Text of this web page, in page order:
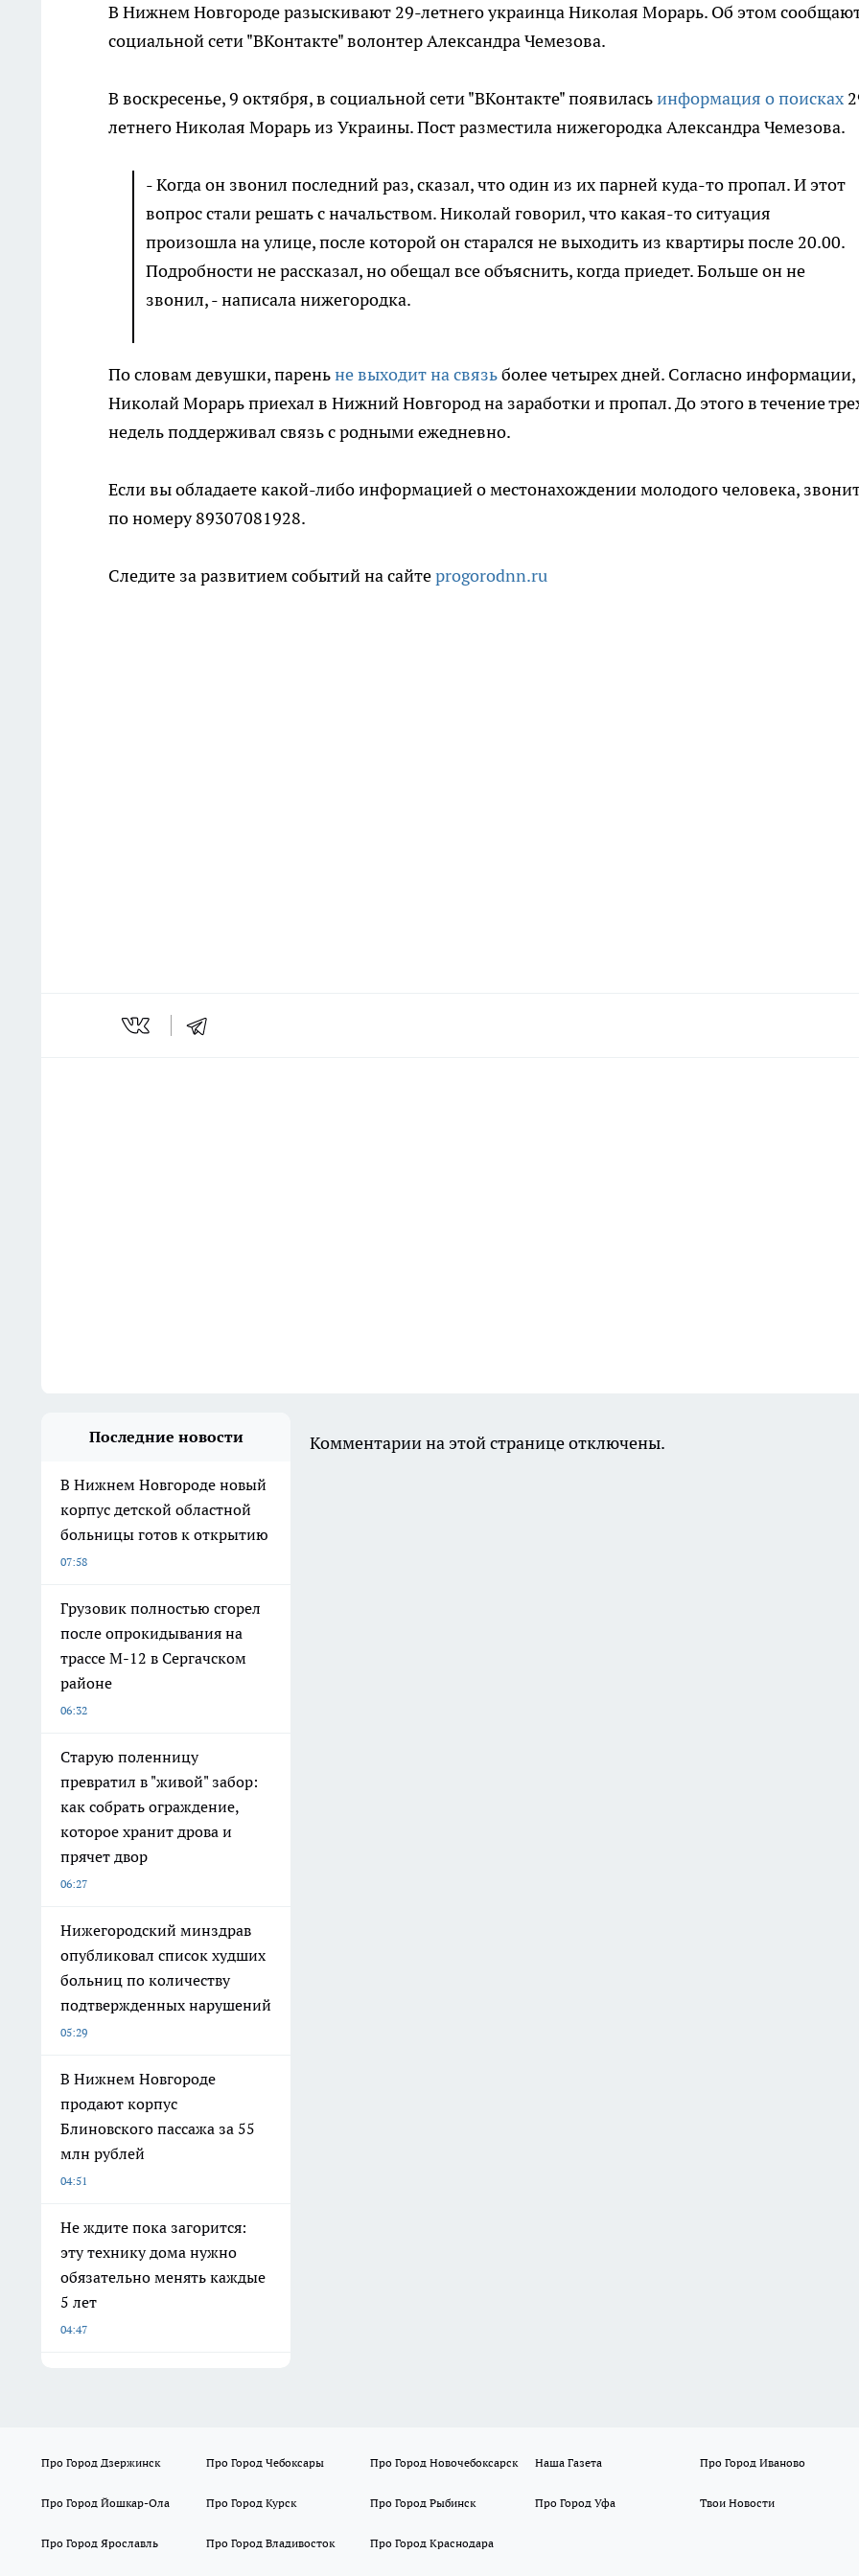
В Нижнем Новгороде разыскивают 29-летнего украинца Николая Морарь. Об этом
социальной сети "ВКонтакте" волонтер Александра Чемезова.
В воскресенье, 9 октября, в социальной сети "ВКонтакте" появиласьинформация о поисках
летнего Николая Морарь из Украины. Пост разместила нижегородка Александра Чемезова.
- Когда он звонил последний раз, сказал, что один из их парней куда-то пропал. И этот
вопрос стали решать с начальством. Николай говорил, что какая-то ситуация
произошла на улице, после которой он старался не выходить из квартиры после 20.00.
Подробности не рассказал, но обещал все объяснить, когда приедет. Больше он не
звонил, - написала нижегородка.
По словам девушки, пареньне выходит на связьболее четырех дней. Согласно информации,
Николай Морарь приехал в Нижний Новгород на заработки и пропал. До этого в течение
недель поддерживал связь с родными ежедневно.
Если вы обладаете какой-либо информацией о местонахождении молодого человека,
по номеру 89307081928.
Следите за развитием событий на сайтеprogorodnn.ru
Последние новости
В Нижнем Новгороде новый
корпус детской областной
больницы готов к открытию
07:58
Грузовик полностью сгорел
после опрокидывания на
трассе М-12 в Сергачском
районе
06:32
Старую поленницу
превратил в "живой" забор:
как собрать ограждение,
которое хранит дрова и
прячет двор
06:27
Нижегородский минздрав
опубликовал список худших
больниц по количеству
подтвержденных нарушений
05:29
В Нижнем Новгороде
продают корпус
Блиновского пассажа за 55
млн рублей
04:51
Не ждите пока загорится:
эту технику дома нужно
обязательно менять каждые
5 лет
04:47
Комментарии на этой странице отключены.
Про Город Дзержинск Про Город Чебоксары Про Город Новочебоксарск Наша Газета Про Город Иваново
Про Город Йошкар-Ола Про Город Курск Про Город Рыбинск Про Город Уфа Твои Новости
Про Город Ярославль Про Город Владивосток Про Город Краснодара